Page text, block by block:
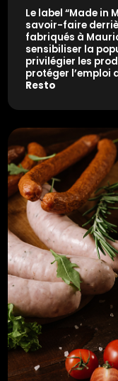
Le label “Made in
savoir-faire
fabriqués à
sensibiliser la
privilégier les
protéger l’emploi
Resto